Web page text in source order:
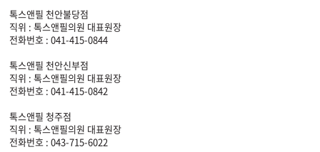
톡스앤필 천안불당점
직위 : 톡스앤필의원 대표원장
전화번호 : 041-415-0844
톡스앤필 천안신부점
직위 : 톡스앤필의원 대표원장
전화번호 : 041-415-0842
톡스앤필 청주점
직위 : 톡스앤필의원 대표원장
전화번호 : 043-715-6022